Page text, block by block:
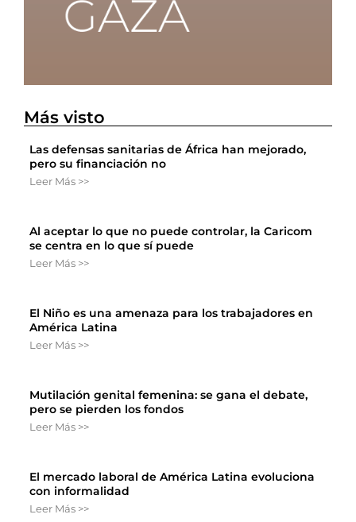
Más visto
Las defensas sanitarias de África han mejorado,
pero su financiación no
Leer Más >>
Al aceptar lo que no puede controlar, la Caricom
se centra en lo que sí puede
Leer Más >>
El Niño es una amenaza para los trabajadores en
América Latina
Leer Más >>
Mutilación genital femenina: se gana el debate,
pero se pierden los fondos
Leer Más >>
El mercado laboral de América Latina evoluciona
con informalidad
Leer Más >>